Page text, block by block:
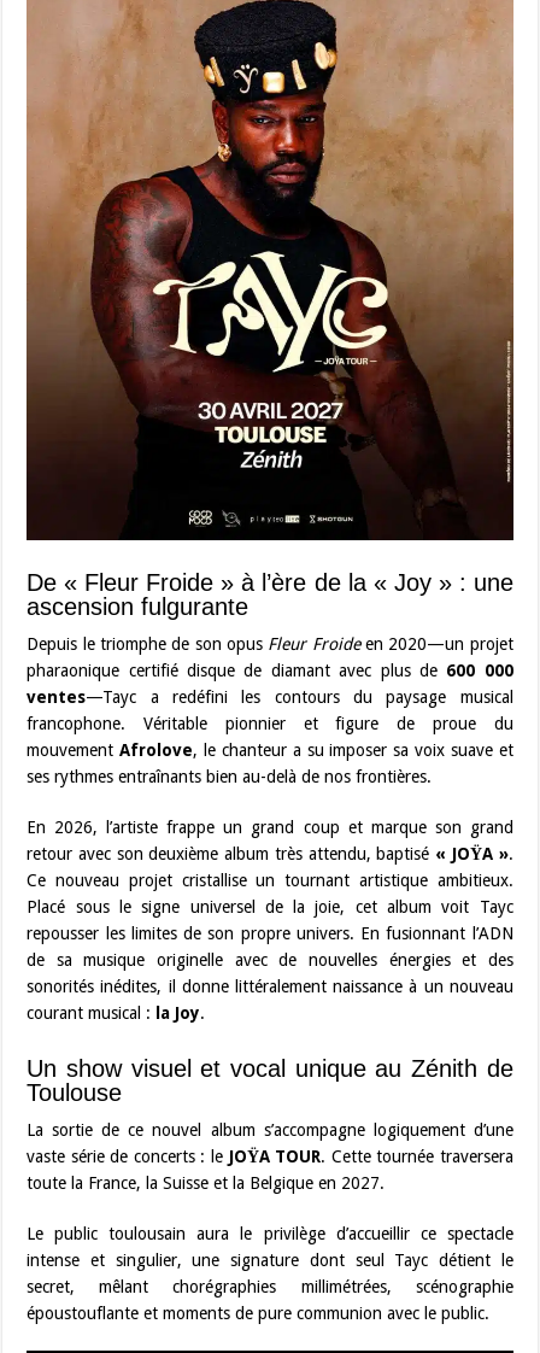
De « Fleur Froide » à l’ère de la « Joy » : une
ascension fulgurante
Depuis le triomphe de son opus Fleur Froideen 2020—un projet
pharaonique certifié disque de diamant avec plus de 600 000
ventes—Tayc a redéfini les contours du paysage musical
francophone. Véritable pionnier et figure de proue du
mouvementAfrolove, le chanteur a su imposer sa voix suave et
ses rythmes entraînants bien au-delà de nos frontières.
En 2026, l’artiste frappe un grand coup et marque son grand
retour avec son deuxième album très attendu, baptisé « JOŸA ».
Ce nouveau projet cristallise un tournant artistique ambitieux.
Placé sous le signe universel de la joie, cet album voit Tayc
repousser les limites de son propre univers. En fusionnant l’ADN
de sa musique originelle avec de nouvelles énergies et des
sonorités inédites, il donne littéralement naissance à un nouveau
courant musical :
la Joy.
Un show visuel et vocal unique au Zénith de
Toulouse
La sortie de ce nouvel album s’accompagne logiquement d’une
vaste série de concerts : le JOŸA TOUR. Cette tournée traversera
toute la France, la Suisse et la Belgique en 2027.
Le public toulousain aura le privilège d’accueillir ce spectacle
intense et singulier, une signature dont seul Tayc détient le
secret, mêlant chorégraphies millimétrées, scénographie
époustouflante et moments de pure communion avec le public.